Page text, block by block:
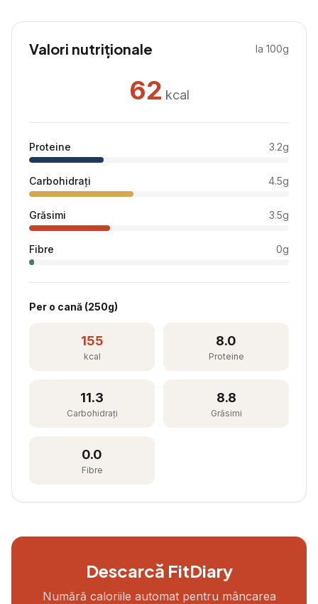
Valori nutriționale la 100g
62 kcal
Proteine 3.2g
Carbohidrați 4.5g
Grăsimi 3.5g
Fibre 0g
Per o cană (250g)
155
kcal
8.0
Proteine
11.3
Carbohidrați
8.8
Grăsimi
0.0
Fibre
Descarcă FitDiary
Numără caloriile automat pentru mâncarea